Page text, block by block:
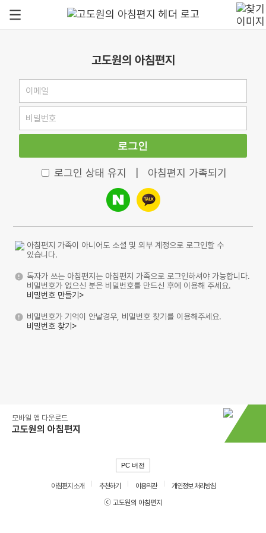
고도원의 아침편지
로그인
로그인 상태 유지 아침편지 가족되기
아침편지 가족이 아니어도 소셜 및 외부 계정으로 로그인할 수
있습니다.
독자가 쓰는 아침편지는 아침편지 가족으로 로그인하셔야 가능합니다.
비밀번호가 없으신 분은 비밀번호를 만드신 후에 이용해 주세요.
비밀번호 만들기>
비밀번호가 기억이 안날경우, 비밀번호 찾기를 이용해주세요.
비밀번호 찾기>
모바일 앱 다운로드
고도원의 아침편지
PC 버전
아침편지 소개 추천하기 이용약관
개인정보 처리방침
ⓒ 고도원의 아침편지